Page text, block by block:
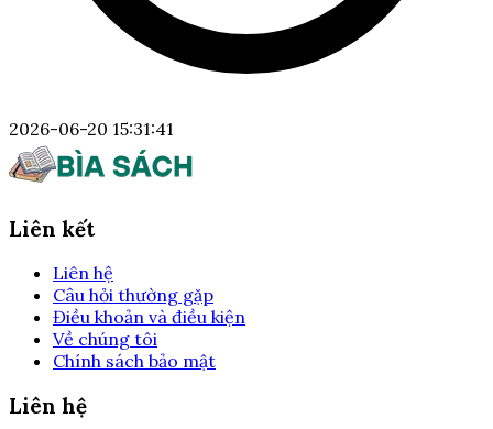
2026-06-20 15:31:41
Liên kết
Liên hệ
Câu hỏi thường gặp
Điều khoản và điều kiện
Về chúng tôi
Chính sách bảo mật
Liên hệ